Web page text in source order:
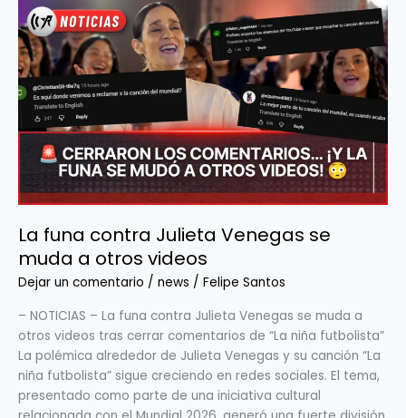
La funa contra Julieta Venegas se
muda a otros videos
Dejar un comentario / news / Felipe Santos
– NOTICIAS – La funa contra Julieta Venegas se muda a
otros videos tras cerrar comentarios de “La niña futbolista”
La polémica alrededor de Julieta Venegas y su canción “La
niña futbolista” sigue creciendo en redes sociales. El tema,
presentado como parte de una iniciativa cultural
funa
contra
Julieta
Venegas
se
muda
otros
videos